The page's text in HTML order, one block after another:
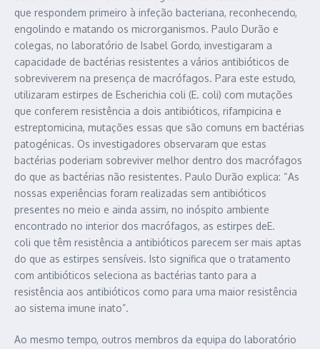
que respondem primeiro à infeção bacteriana, reconhecendo,
engolindo e matando os microrganismos. Paulo Durão e
colegas, no laboratório de Isabel Gordo, investigaram a
capacidade de bactérias resistentes a vários antibióticos de
sobreviverem na presença de macrófagos. Para este estudo,
utilizaram estirpes de Escherichia coli (E. coli) com mutações
que conferem resistência a dois antibióticos, rifampicina e
estreptomicina, mutações essas que são comuns em bactérias
patogénicas. Os investigadores observaram que estas
bactérias poderiam sobreviver melhor dentro dos macrófagos
do que as bactérias não resistentes. Paulo Durão explica: “As
nossas experiências foram realizadas sem antibióticos
presentes no meio e ainda assim, no inóspito ambiente
encontrado no interior dos macrófagos, as estirpes deE.
coli que têm resistência a antibióticos parecem ser mais aptas
do que as estirpes sensíveis. Isto significa que o tratamento
com antibióticos seleciona as bactérias tanto para a
resistência aos antibióticos como para uma maior resistência
ao sistema imune inato”.
Ao mesmo tempo, outros membros da equipa do laboratório